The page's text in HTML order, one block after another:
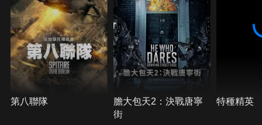
第八聯隊
膽大包天2：決戰唐寧
街
特種精英